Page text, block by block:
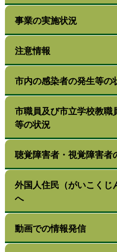
事業の実施状況
注意情報
市内の感染者の発生等の
市職員及び市立学校教職
等の状況
聴覚障害者・視覚障害者
外国人住民（がいこくじ
へ
動画での情報発信